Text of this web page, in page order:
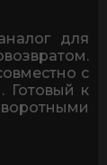
для
с
Готовый к